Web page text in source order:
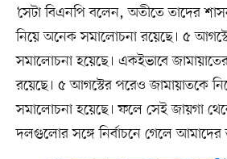
‘সেটা বিএনপি বলেন, অতীতে তাদের
নিয়ে অনেক সমালোচনা রয়েছে। ৫
সমালোচনা হয়েছে। একইভাবে
রয়েছে। ৫ আগস্টের পরেও জামায়াতকে
সমালোচনা হয়েছে। ফলে সেই জায়গা
দলগুলোর সঙ্গে নির্বাচনে গেলে আমাদের